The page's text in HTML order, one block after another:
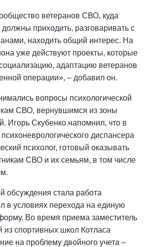
ветеранов СВО, куда
должны приходить, разговаривать с
находить общий интерес. На
уже действуют проекты, которые
адаптацию ветеранов
операции», – добавил он.
вопросы психологической
СВО, вернувшимся из зоны
Игорь Скубенко напомнил, что в
диспансера
психолог, готовый оказывать
СВО и их семьям, в том числе
обсуждения стала работа
в условиях перехода на единую
Во время приема заместитель
из спортивных школ Котласа
на проблему двойного учета –